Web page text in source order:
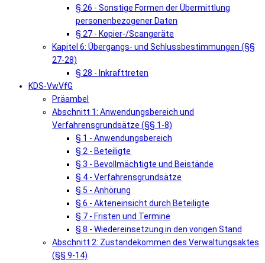
§ 26 - Sonstige Formen der Übermittlung
personenbezogener Daten
§ 27 - Kopier-/Scangeräte
Kapitel 6: Übergangs- und Schlussbestimmungen (§§
27-28)
§ 28 - Inkrafttreten
KDS-VwVfG
Präambel
Abschnitt 1: Anwendungsbereich und
Verfahrensgrundsätze (§§ 1-8)
§ 1 - Anwendungsbereich
§ 2 - Beteiligte
§ 3 - Bevollmächtigte und Beistände
§ 4 - Verfahrensgrundsätze
§ 5 - Anhörung
§ 6 - Akteneinsicht durch Beteiligte
§ 7 - Fristen und Termine
§ 8 - Wiedereinsetzung in den vorigen Stand
Abschnitt 2: Zustandekommen des Verwaltungsaktes
(§§ 9-14)